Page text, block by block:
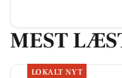
MEST
LOKALT NYT